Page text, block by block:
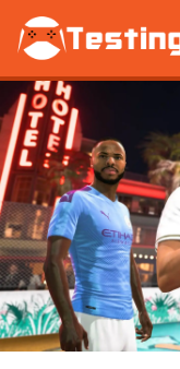
Zum Hauptinhalt